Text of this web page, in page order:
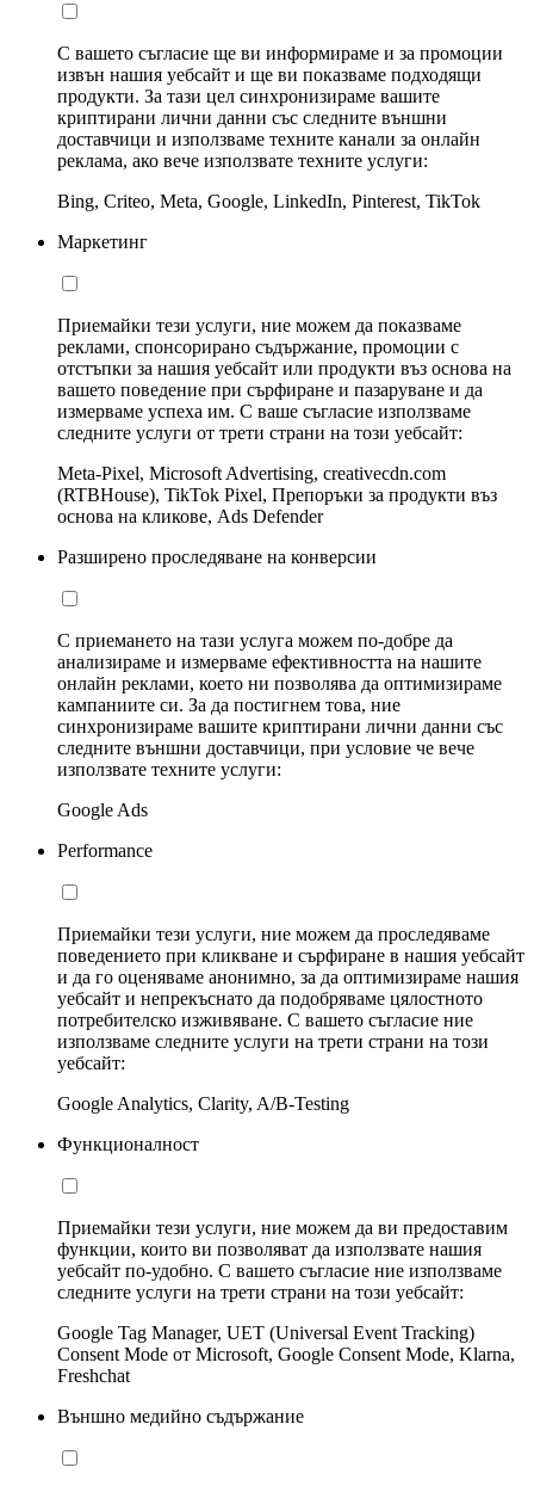
С вашето съгласие ще ви информираме и за промоции
извън нашия уебсайт и ще ви показваме подходящи
продукти. За тази цел синхронизираме вашите
криптирани лични данни със следните външни
доставчици и използваме техните канали за онлайн
реклама, ако вече използвате техните услуги:
Bing, Criteo, Meta, Google, LinkedIn, Pinterest, TikTok
Маркетинг
Приемайки тези услуги, ние можем да показваме
реклами, спонсорирано съдържание, промоции с
отстъпки за нашия уебсайт или продукти въз основа на
вашето поведение при сърфиране и пазаруване и да
измерваме успеха им. С ваше съгласие използваме
следните услуги от трети страни на този уебсайт:
Meta-Pixel, Microsoft Advertising, creativecdn.com
(RTBHouse), TikTok Pixel, Препоръки за продукти въз
основа на кликове, Ads Defender
Разширено проследяване на конверсии
С приемането на тази услуга можем по-добре да
анализираме и измерваме ефективността на нашите
онлайн реклами, което ни позволява да оптимизираме
кампаниите си. За да постигнем това, ние
синхронизираме вашите криптирани лични данни със
следните външни доставчици, при условие че вече
използвате техните услуги:
Google Ads
Performance
Приемайки тези услуги, ние можем да проследяваме
поведението при кликване и сърфиране в нашия уебсайт
и да го оценяваме анонимно, за да оптимизираме нашия
уебсайт и непрекъснато да подобряваме цялостното
потребителско изживяване. С вашето съгласие ние
използваме следните услуги на трети страни на този
уебсайт:
Google Analytics, Clarity, A/B-Testing
Функционалност
Приемайки тези услуги, ние можем да ви предоставим
функции, които ви позволяват да използвате нашия
уебсайт по-удобно. С вашето съгласие ние използваме
следните услуги на трети страни на този уебсайт:
Google Tag Manager, UET (Universal Event Tracking)
Consent Mode от Microsoft, Google Consent Mode, Klarna,
Freshchat
Външно медийно съдържание